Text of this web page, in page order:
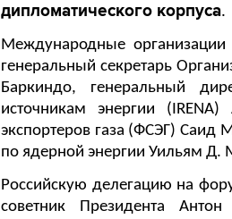
дипломатического корпуса.
Международные
генеральный секретарь
Баркиндо, генеральный
источникам энергии
экспортеров газа (ФСЭГ) Саид
по ядерной энергии Уильям Д.
Российскую делегацию на
советник Президента